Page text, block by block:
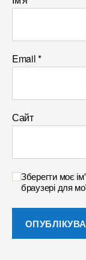
Email*
Сайт
Зберегти моє
браузері для